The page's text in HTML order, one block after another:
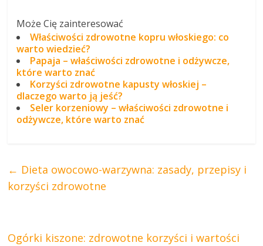
Może Cię zainteresować
Właściwości zdrowotne kopru włoskiego: co
warto wiedzieć?
Papaja – właściwości zdrowotne i odżywcze,
które warto znać
Korzyści zdrowotne kapusty włoskiej –
dlaczego warto ją jeść?
Seler korzeniowy – właściwości zdrowotne i
odżywcze, które warto znać
← Dieta owocowo-warzywna: zasady, przepisy i
korzyści zdrowotne
Ogórki kiszone: zdrowotne korzyści i wartości